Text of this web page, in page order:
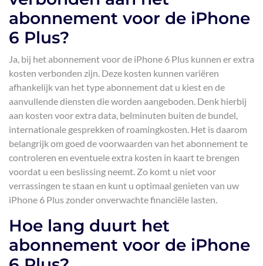
abonnement voor de iPhone
6 Plus?
Ja, bij het abonnement voor de iPhone 6 Plus kunnen er extra
kosten verbonden zijn. Deze kosten kunnen variëren
afhankelijk van het type abonnement dat u kiest en de
aanvullende diensten die worden aangeboden. Denk hierbij
aan kosten voor extra data, belminuten buiten de bundel,
internationale gesprekken of roamingkosten. Het is daarom
belangrijk om goed de voorwaarden van het abonnement te
controleren en eventuele extra kosten in kaart te brengen
voordat u een beslissing neemt. Zo komt u niet voor
verrassingen te staan en kunt u optimaal genieten van uw
iPhone 6 Plus zonder onverwachte financiële lasten.
Hoe lang duurt het
abonnement voor de iPhone